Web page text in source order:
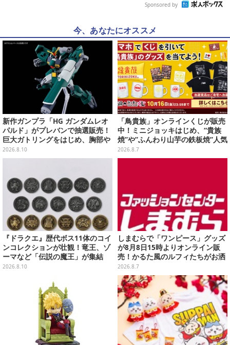
Sponsored by
今、あなたにオススメ
新作ガンプラ「HG ガンダムレオ
パルド」がプレバンで抽選販売！
巨大ガトリングをはじめ、胸部や
肩にも武装搭載の重火力モビルス
ーツ
2026.8.10
「鳥貴族」オンラインくじが販売
中！ミニジョッキはじめ、“貴族
焼”や”ふんわり山芋の鉄板焼”人気
メニューTシャツなどラインナッ
プ
2026.8.7
『ドラクエ』歴代ボス11体のコイ
ンコレクションが壮観！竜王、ゾ
ーマなど「伝説の魔王」が集結
2026.8.10
しまむらで「ワンピース」グッズ
が8月8日15時よりオンライン販
売！かるた風のルフィたちがお洒
落なバッグや、チョッパーが可愛
いサンダルも
2026.8.7